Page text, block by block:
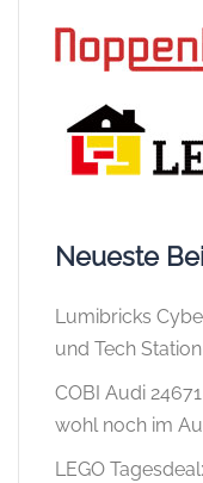
Neueste
Lumibricks
und Tech
COBI Audi
wohl noch im
LEGO